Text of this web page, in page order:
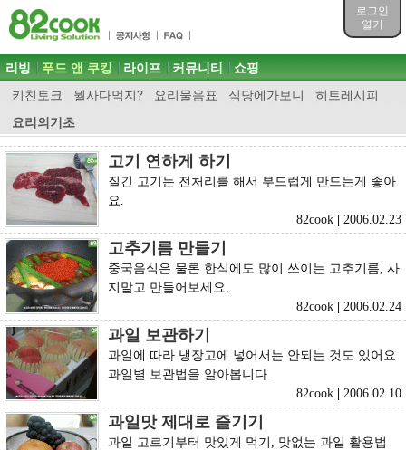
로그인
열기
목차
주메뉴 바로가기
컨텐츠 바로가기
검색 바로가기
로그인 바로가기
주메뉴
리빙 푸드 앤 쿠킹
키친토크 뭘사다먹지? 요리물음표 식당에가보니
히트레시피
요리의기초
라이프 커뮤니티 쇼핑
고기 연하게 하기
질긴 고기는 전처리를 해서 부드럽게 만드는게 좋아
요.
82cook
2006.02.23
고추기름 만들기
중국음식은 물론 한식에도 많이 쓰이는 고추기름, 사
지말고 만들어보세요.
82cook
2006.02.24
과일 보관하기
과일에 따라 냉장고에 넣어서는 안되는 것도 있어요.
과일별 보관법을 알아봅니다.
82cook
2006.02.10
과일맛 제대로 즐기기
과일 고르기부터 맛있게 먹기, 맛없는 과일 활용법